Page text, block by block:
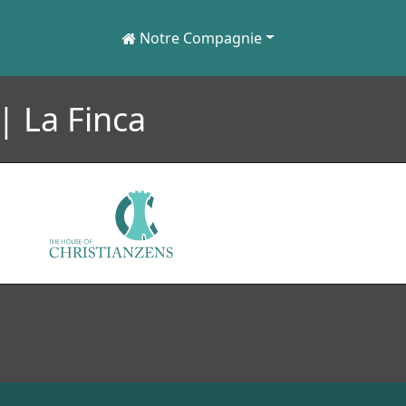
La Finca
Notre Compagnie